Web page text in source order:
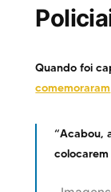
Quando foi
comemoraram
“Acabou,